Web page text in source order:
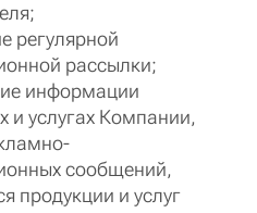
регулярной
рассылки;
информации
и услугах Компании,
сообщений,
продукции и услуг